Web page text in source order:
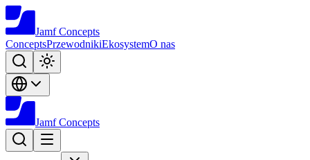
Jamf Concepts
ConceptsPrzewodnikiEkosystemO nas
Jamf Concepts